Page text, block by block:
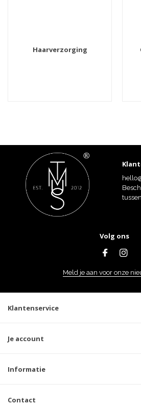
Haarverzorging
Volg ons
Meld je aan voor onze
Klantenservice
Je account
Informatie
Contact